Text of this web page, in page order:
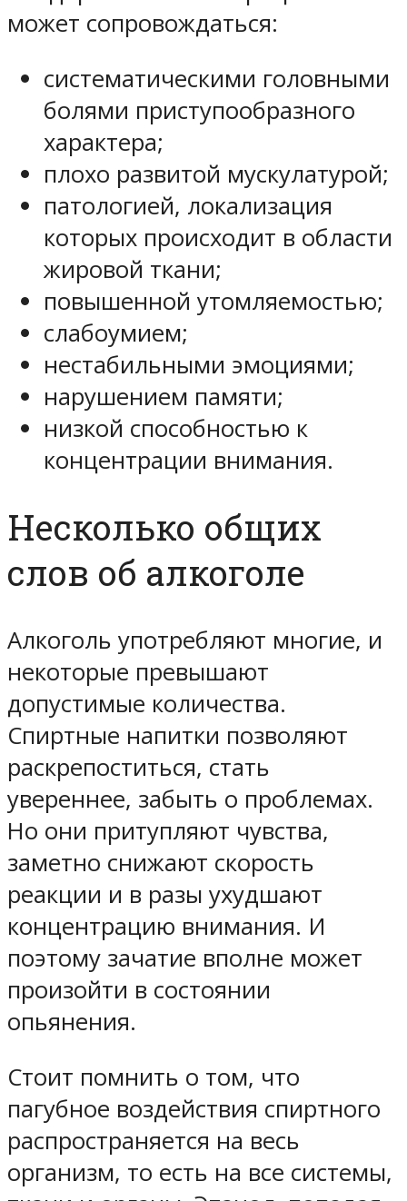
может сопровождаться:
систематическими головными
болями приступообразного
характера;
плохо развитой мускулатурой;
патологией, локализация
которых происходит в области
жировой ткани;
повышенной утомляемостью;
слабоумием;
нестабильными эмоциями;
нарушением памяти;
низкой способностью к
концентрации внимания.
Несколько общих
слов об алкоголе
Алкоголь употребляют многие, и
некоторые превышают
допустимые количества.
Спиртные напитки позволяют
раскрепоститься, стать
увереннее, забыть о проблемах.
Но они притупляют чувства,
заметно снижают скорость
реакции и в разы ухудшают
концентрацию внимания. И
поэтому зачатие вполне может
произойти в состоянии
опьянения.
Стоит помнить о том, что
пагубное воздействия спиртного
распространяется на весь
организм, то есть на все системы,